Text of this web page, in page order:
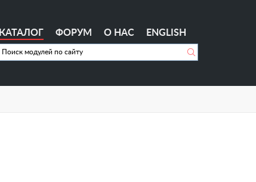
КАТАЛОГ ФОРУМ О НАС ENGLISH